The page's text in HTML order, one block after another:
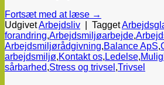
Fortsæt med at læse →
UdgivetArbejdsliv Tagget
forandring,Arbejdsmiljøarbejde,
Arbejdsmiljørådgivning,Balance ApS,
arbejdsmiljø,Kontakt os, Ledelse,
sårbarhed,Stress og trivsel ,Trivsel